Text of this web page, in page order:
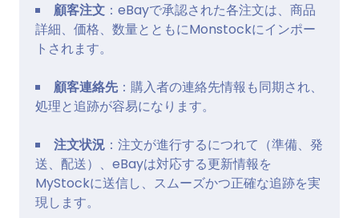
顧客注文 ：eBayで承認された各注文は、商品
詳細、価格、数量とともにMonstockにインポー
トされます。
顧客連絡先：購入者の連絡先情報も同期され、
処理と追跡が容易になります。
注文状況 ：注文が進行するにつれて（準備、発
送、配送）、eBayは対応する更新情報を
MyStockに送信し、スムーズかつ正確な追跡を実
現します。